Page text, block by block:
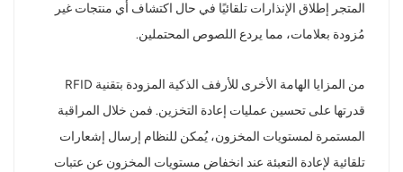
المتجر إطلاق الإنذارات تلقائيًا في حال اكتشاف أي منتجات غير
مُزودة بعلامات، مما يردع اللصوص المحتملين.
من المزايا الهامة الأخرى للأرفف الذكية المزودة بتقنية RFID
قدرتها على تحسين عمليات إعادة التخزين. فمن خلال المراقبة
المستمرة لمستويات المخزون، يُمكن للنظام إرسال إشعارات
تلقائية لإعادة التعبئة عند انخفاض مستويات المخزون عن عتبات